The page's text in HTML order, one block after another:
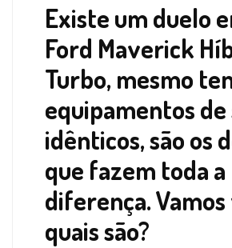
Existe um duelo
Ford Maverick
Turbo, mesmo
equipamentos
idênticos, são os
que fazem toda a
diferença.
quais são?